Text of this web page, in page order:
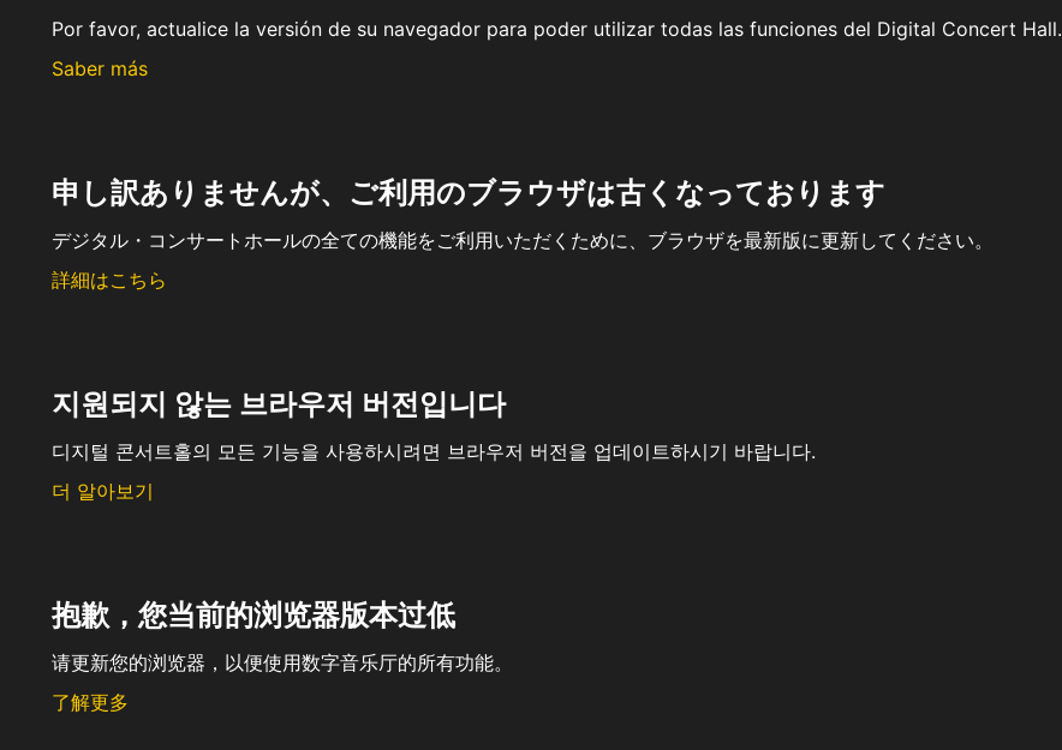
Por favor, actualice la versión de su navegador para poder utilizar todas las funciones del Digital Concert Hall.
Saber más
申し訳ありませんが、ご利用のブラウザは古くなっております
デジタル・コンサートホールの全ての機能をご利用いただくために、ブラウザを最新版に更新してください。
詳細はこちら
지원되지 않는 브라우저 버전입니다
디지털 콘서트홀의 모든 기능을 사용하시려면 브라우저 버전을 업데이트하시기 바랍니다.
더 알아보기
抱歉，您当前的浏览器版本过低
请更新您的浏览器，以便使用数字音乐厅的所有功能。
了解更多